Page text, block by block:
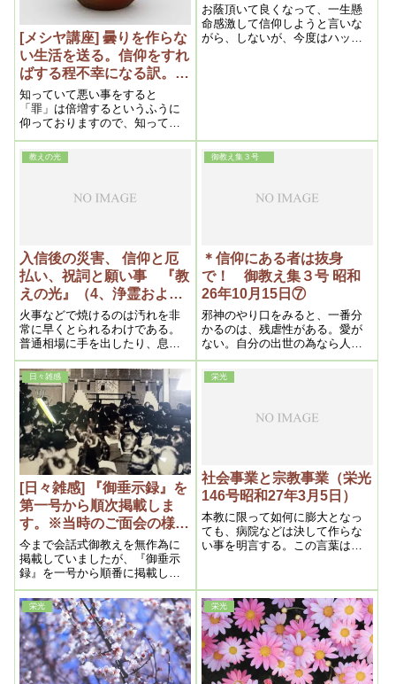
[メシヤ講座] 曇りを作らな
い生活を送る。信仰をすれ
ばする程不幸になる訳。
2015年10月⑤ (私達の学び
目からウロコの内容より）
知っていて悪い事をすると
「罪」は倍増するというふうに
仰っておりますので、知ってい
てですね、曇りを発生するとい
う事は、実質的には信仰しなが
ら「罪」を作っていっている、
お蔭頂いて良くなって、一生懸
命感激して信仰しようと言いな
がら、しないが、今度はハッと
教えの光
入信後の災害、 信仰と厄
払い、祝詞と願い事 『教
えの光』（4、浄霊および
信仰上の問題）昭和二十六
年五月二十日
火事などで焼けるのは汚れを非
常に早くとられるわけである。
普通相場に手を出したり、息子
が道楽したりしてなくすことも
あるが、その浄化がすむときっ
とあといいことになる。よく道
楽息子が、金を湯水のごとく使
うのは祖霊がするので、それを
しないと一家断絶するのでそれ
を救うためで、これは割合長く
かかる。
御教え集３号
＊信仰にある者は抜身
で！ 御教え集３号 昭和
26年10月15日⑦
邪神のやり口をみると、一番分
かるのは、残虐性がある。愛が
ない。自分の出世の為なら人が
苦しんでも、命を取っても平気
なんです。邪神でないのは、そ
こに慈悲とか愛がありますか
日々雑感
[日々雑感] 『御垂示録』を
第一号から順次掲載しま
す。※当時のご面会の様子
（東方の光より引用）
今まで会話式御教えを無作為に
掲載していましたが、『御垂示
録』を一号から順番に掲載して
行きます。
栄光
社会事業と宗教事業（栄光
146号昭和27年3月5日）
本教に限って如何に膨大となっ
ても、病院などは決して作らな
い事を明言する。この言葉は現
教の治病力は医学よりも断然上
であるからで、私が医学革命な
どと常に口にするのも、そうい
う理由がある
栄光 栄光